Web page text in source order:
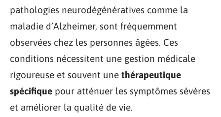
pathologies neurodégénératives comme la
maladie d’Alzheimer, sont fréquemment
observées chez les personnes âgées. Ces
conditions nécessitent une gestion médicale
rigoureuse et souvent une thérapeutique
spécifique pour atténuer les symptômes sévères
et améliorer la qualité de vie.